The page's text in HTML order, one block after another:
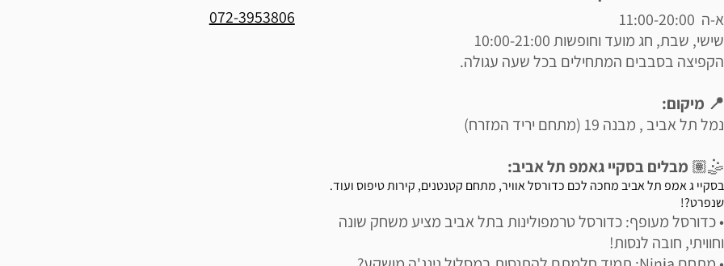
א-ה 11:00-20:00
שישי, שבת, חג מועד וחופשות 10:00-21:00
הקפיצה בסבבים המתחילים בכל שעה עגולה.
📍 מיקום:
נמל תל אביב , מבנה 19 (מתחם יריד המזרח)
🤹🏽‍ מבלים בסקיי גאמפ תל אביב:
בסקיי ג אמפ תל אביב מחכה לכם כדורסל אוויר, מתחם קטנטנים, קירות טיפוס ועוד.
שנפרט?!
• כדורסל מעופף: כדורסל טרמפולינות בתל אביב מציע משחק שונה
וחוויתי, חובה לנסות!
072-3953806